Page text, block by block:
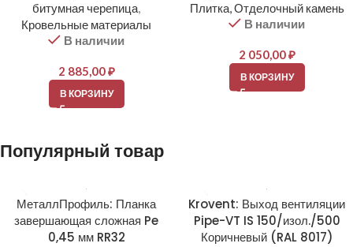
битумная черепица,
Кровельные материалы
В наличии
2 885,00₽
В КОРЗИНУ
Плитка, Отделочный камень
В наличии
2 050,00₽
В КОРЗИНУ
Популярный товар
МеталлПрофиль: Планка
завершающая сложная Pe
0,45 мм RR32
Krovent: Выход вентиляции
Pipe-VT IS 150/изол./500
Коричневый (RAL 8017)